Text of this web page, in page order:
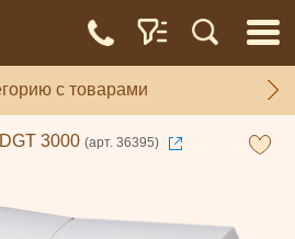
с товарами
3000 (арт. 36395)